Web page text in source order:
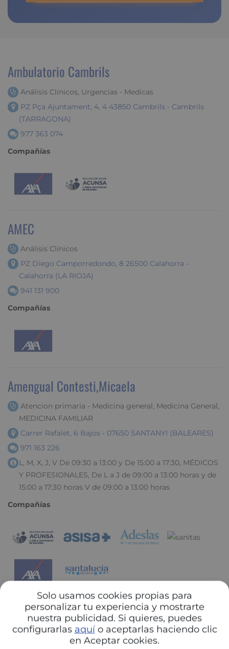
Solo usamos cookies propias para
personalizar tu experiencia y mostrarte
nuestra publicidad. Si quieres, puedes
configurarlas aquío aceptarlas haciendo clic
en Aceptar cookies.
Ambulatorio Cambrils
Análisis Clínicos, Urgencias - Medicas
PZ Pça Ajuntament, 4, 4 43850 Cambrils - Cambrils
(TARRAGONA)
977 363 074
Compañías
AMEC
Análisis Clínicos
PZ Diego Camporredondo, 8 26500 Calahorra -
Calahorra (LA RIOJA)
941 131 900
Compañías
Amengual Contesti,Micaela
Atencion primaria - Medicina general, Medicina General,
MEDICINA FAMILIAR
Carrer Rafalet, 6 Bajos - 07650 SANTANYI (BALEARES)
971 163 226
L, M, X, J, V De 09:30 a 13:00 y De 15:00 a 17:30, MÉDICOS
Y PROFESIONALES, De L a J de 09:00 a 13:00 horas y de
15:00 a 17:30 horas V de 09:00 a 13:00 horas
Compañías
Amengual Ferrer,Maria
Atencion primaria - Medicina general, Medicina General,